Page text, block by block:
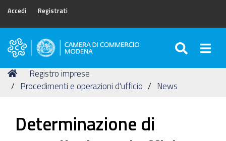
Accedi Registrati
Camera
Commercio
di
Tu
sei
Home
Registro imprese
Procedimenti e operazioni d'ufficio
News
Determinazione di